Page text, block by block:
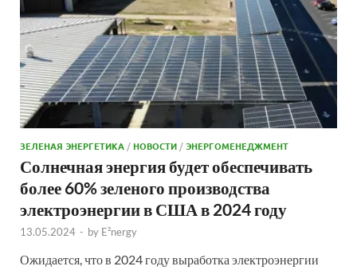
ЗЕЛЕНАЯ ЭНЕРГЕТИКА /НОВОСТИ /ЭНЕРГОМЕНЕДЖМЕНТ
Солнечная энергия будет обеспечивать
более 60% зеленого производства
электроэнергии в США в 2024 году
13.05.2024 - by E²nergy
Ожидается, что в 2024 году выработка электроэнергии